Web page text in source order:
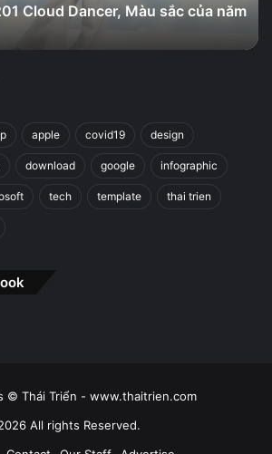
Cloud Dancer, Màu sắc của năm
apple covid19 design
download google infographic
tech template thai trien
© Thái Triển - www.thaitrien.com
All rights Reserved.